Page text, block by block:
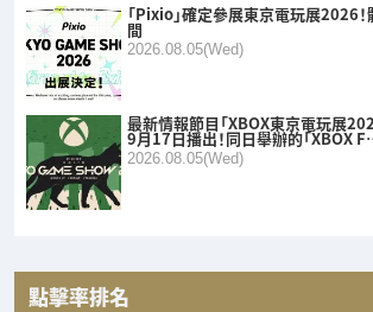
「Pixio」確定參展東京電玩展2026
間
2026.08.05(Wed)
最新情報節目「XBOX東京電玩展
9月17日播出！同日舉辦的「XBOX
2026.08.05(Wed)
點擊率排名